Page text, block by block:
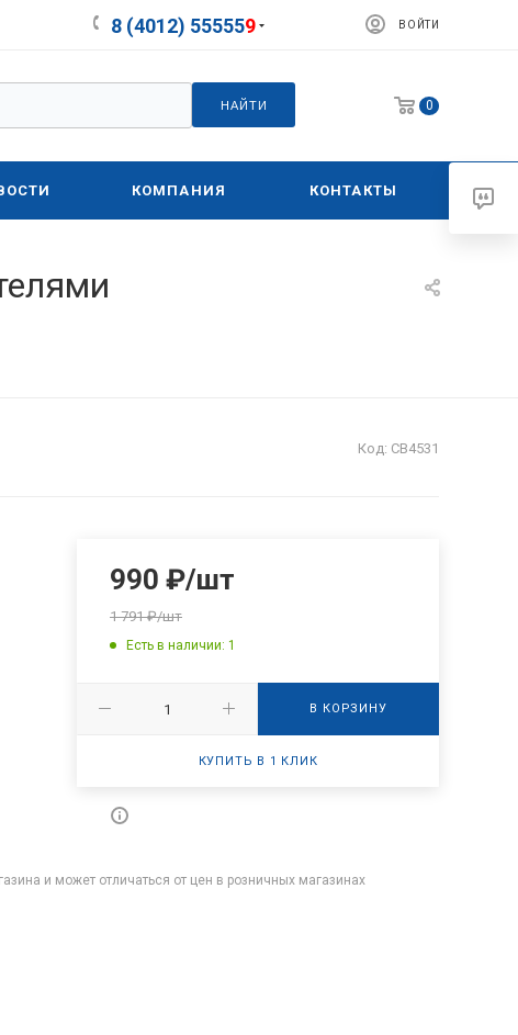
8 (4012) 555559 ВОЙТИ
НАЙТИ 0
КОМПАНИЯ КОНТАКТЫ
Код: СВ4531
990 ₽/шт
1 791₽/шт
Есть в наличии: 1
В КОРЗИНУ
КУПИТЬ В 1 КЛИК
и может отличаться от цен в розничных магазинах